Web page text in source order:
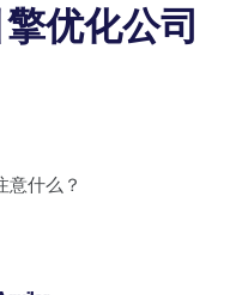
优化公司